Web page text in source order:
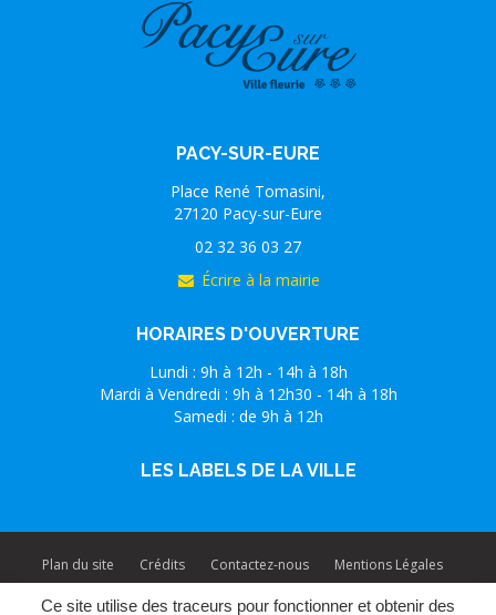
Ce site utilise des traceurs pour fonctionner et obtenir des
PACY-SUR-EURE
Place René Tomasini,
27120 Pacy-sur-Eure
02 32 36 03 27
Écrire à la mairie
HORAIRES D'OUVERTURE
Lundi : 9h à 12h - 14h à 18h
Mardi à Vendredi : 9h à 12h30 - 14h à 18h
Samedi : de 9h à 12h
LES LABELS DE LA VILLE
Plan du site Crédits Contactez-nous Mentions Légales